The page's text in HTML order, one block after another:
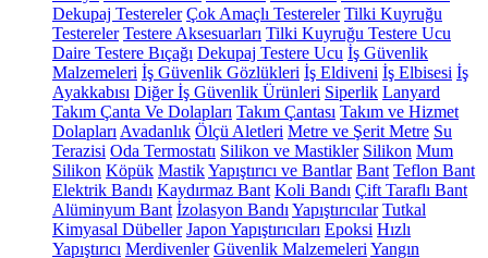
Dekupaj Testereler Çok Amaçlı Testereler Tilki Kuyruğu
Testereler Testere Aksesuarları Tilki Kuyruğu Testere Ucu
Daire Testere Bıçağı Dekupaj Testere Ucu İş Güvenlik
Malzemeleri İş Güvenlik Gözlükleri İş Eldiveni İş Elbisesi İş
Ayakkabısı Diğer İş Güvenlik Ürünleri Siperlik Lanyard
Takım Çanta Ve Dolapları Takım Çantası Takım ve Hizmet
Dolapları Avadanlık Ölçü Aletleri Metre ve Şerit Metre Su
Terazisi Oda Termostatı Silikon ve Mastikler Silikon Mum
Silikon Köpük MastikYapıştırıcı ve Bantlar Bant Teflon Bant
Elektrik Bandı Kaydırmaz Bant Koli Bandı Çift Taraflı Bant
Alüminyum Bant İzolasyon Bandı Yapıştırıcılar Tutkal
Kimyasal Dübeller Japon Yapıştırıcıları Epoksi Hızlı
Yapıştırıcı Merdivenler Güvenlik Malzemeleri Yangın